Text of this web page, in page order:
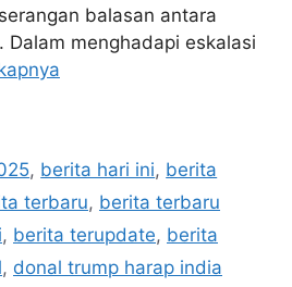
balasan antara
Dalam menghadapi eskalasi
, berita hari ini, berita
terbaru, berita terbaru
, berita terupdate, berita
, donal trump harap india